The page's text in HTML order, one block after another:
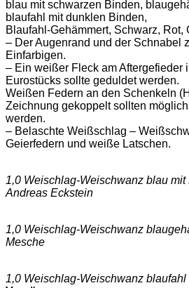
blau mit schwarzen Binden,
blaufahl mit dunklen Binden,
Blaufahl-Gehämmert, Schwarz, Rot,
– Der Augenrand und der Schnabel
Einfarbigen.
– Ein weißer Fleck am Aftergefieder
Eurostücks sollte geduldet werden.
Weißen Federn an den Schenkeln
Zeichnung gekoppelt sollten
werden.
– Belaschte Weißschlag –
Geierfedern und weiße Latschen.
1,0 Weischlag-Weischwanz blau
Andreas Eckstein
1,0 Weischlag-Weischwanz
Mesche
1,0 Weischlag-Weischwanz